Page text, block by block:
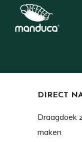
DIRECT
Draagdoek
maken